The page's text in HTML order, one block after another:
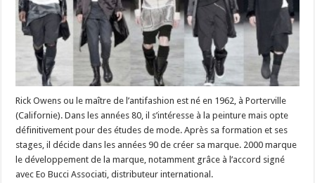
Rick Owens ou le maître de l’antifashion est né en 1962, à Porterville
(Californie). Dans les années 80, il s’intéresse à la peinture mais opte
définitivement pour des études de mode. Après sa formation et ses
stages, il décide dans les années 90 de créer sa marque. 2000 marque
le développement de la marque, notamment grâce à l’accord signé
avec Eo Bucci Associati, distributeur international.